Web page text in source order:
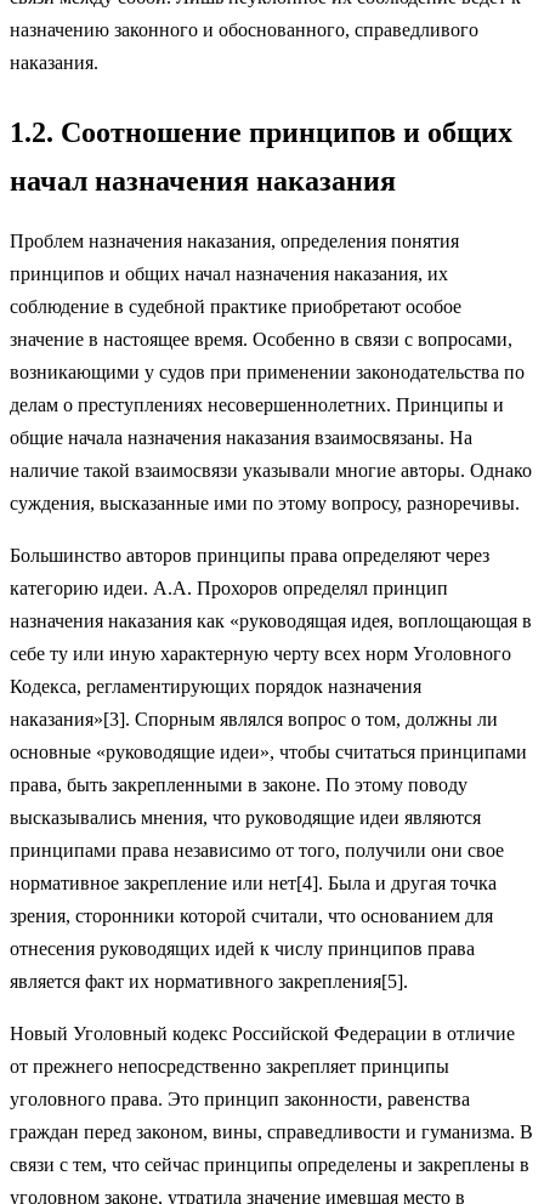
назначению законного и обоснованного, справедливого
наказания.
1.2. Соотношение принципов и общих
начал назначения наказания
Проблем назначения наказания, определения понятия
принципов и общих начал назначения наказания, их
соблюдение в судебной практике приобретают особое
значение в настоящее время. Особенно в связи с вопросами,
возникающими у судов при применении законодательства по
делам о преступлениях несовершеннолетних. Принципы и
общие начала назначения наказания взаимосвязаны. На
наличие такой взаимосвязи указывали многие авторы. Однако
суждения, высказанные ими по этому вопросу, разноречивы.
Большинство авторов принципы права определяют через
категорию идеи. А.А. Прохоров определял принцип
назначения наказания как «руководящая идея, воплощающая в
себе ту или иную характерную черту всех норм Уголовного
Кодекса, регламентирующих порядок назначения
наказания»[3]. Спорным являлся вопрос о том, должны ли
основные «руководящие идеи», чтобы считаться принципами
права, быть закрепленными в законе. По этому поводу
высказывались мнения, что руководящие идеи являются
принципами права независимо от того, получили они свое
нормативное закрепление или нет[4]. Была и другая точка
зрения, сторонники которой считали, что основанием для
отнесения руководящих идей к числу принципов права
является факт их нормативного закрепления[5].
Новый Уголовный кодекс Российской Федерации в отличие
от прежнего непосредственно закрепляет принципы
уголовного права. Это принцип законности, равенства
граждан перед законом, вины, справедливости и гуманизма. В
связи с тем, что сейчас принципы определены и закреплены в
уголовном законе, утратила значение имевшая место в